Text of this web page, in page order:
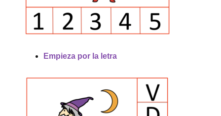
Empieza por la letra